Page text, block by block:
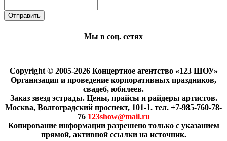
Мы в соц. сетях
Copyright © 2005-2026 Концертное агентство «123 ШОУ»
Организация и проведение корпоративных праздников,
свадеб, юбилеев.
Заказ звезд эстрады. Цены, прайсы и райдеры артистов.
Москва, Волгоградский проспект, 101-1. тел. +7-985-760-78-
76 123show@mail.ru
Копирование информации разрешено только с указанием
прямой, активной ссылки на источник.